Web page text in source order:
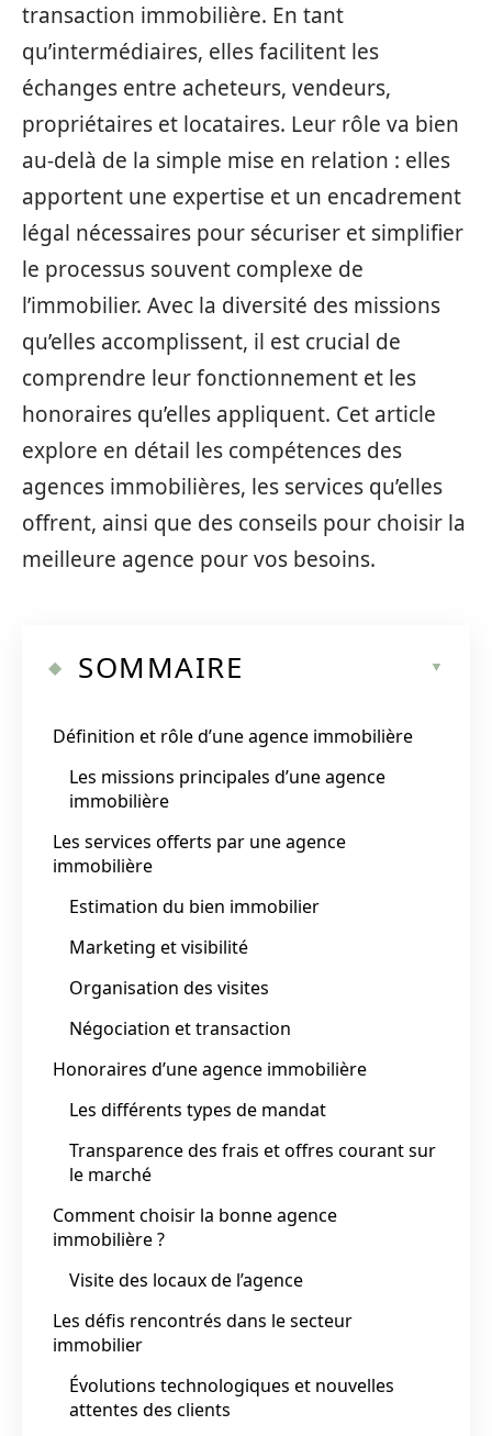
transaction immobilière. En tant
qu’intermédiaires, elles facilitent les
échanges entre acheteurs, vendeurs,
propriétaires et locataires. Leur rôle va bien
au-delà de la simple mise en relation : elles
apportent une expertise et un encadrement
légal nécessaires pour sécuriser et simplifier
le processus souvent complexe de
l’immobilier. Avec la diversité des missions
qu’elles accomplissent, il est crucial de
comprendre leur fonctionnement et les
honoraires qu’elles appliquent. Cet article
explore en détail les compétences des
agences immobilières, les services qu’elles
offrent, ainsi que des conseils pour choisir la
meilleure agence pour vos besoins.
SOMMAIRE
Définition et rôle d’une agence immobilière
Les missions principales d’une agence
immobilière
Les services offerts par une agence
immobilière
Estimation du bien immobilier
Marketing et visibilité
Organisation des visites
Négociation et transaction
Honoraires d’une agence immobilière
Les différents types de mandat
Transparence des frais et offres courant sur
le marché
Comment choisir la bonne agence
immobilière ?
Visite des locaux de l’agence
Les défis rencontrés dans le secteur
immobilier
Évolutions technologiques et nouvelles
attentes des clients